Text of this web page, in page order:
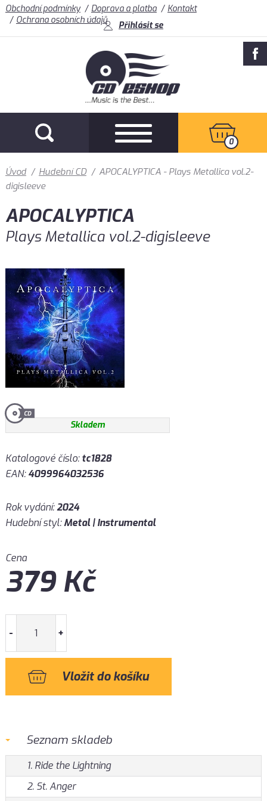
Obchodní podmínky Doprava a platba
Kontakt
Ochrana osobních údajů
Přihlásit se
0
Úvod / Hudební CD / APOCALYPTICA - Plays Metallica vol.2-
digisleeve
APOCALYPTICA
Plays Metallica vol.2-digisleeve
Skladem
Katalogové číslo:tc1828
EAN:4099964032536
Rok vydání:2024
Hudební styl:Metal | Instrumental
Cena
379Kč
- +
Seznam skladeb
1. Ride the Lightning
2. St. Anger